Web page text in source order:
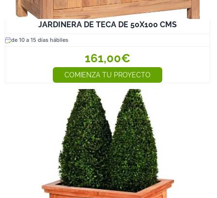
JARDINERA DE TECA DE 50X100 CMS
de 10 a 15 días hábiles
161,00€
COMIENZA TU PROYECTO